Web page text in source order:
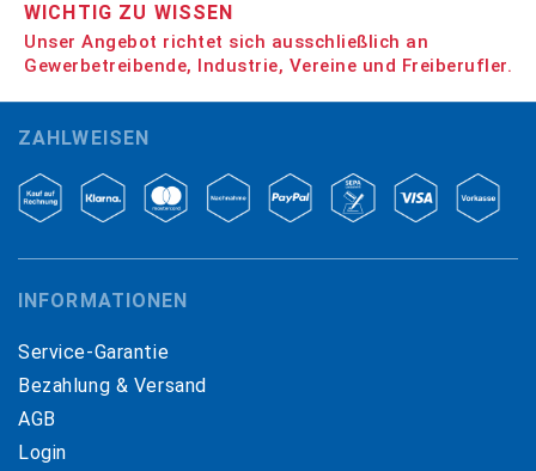
WICHTIG ZU WISSEN
Unser Angebot richtet sich ausschließlich an
Gewerbetreibende, Industrie, Vereine und Freiberufler.
ZAHLWEISEN
INFORMATIONEN
Service-Garantie
Bezahlung & Versand
AGB
Login